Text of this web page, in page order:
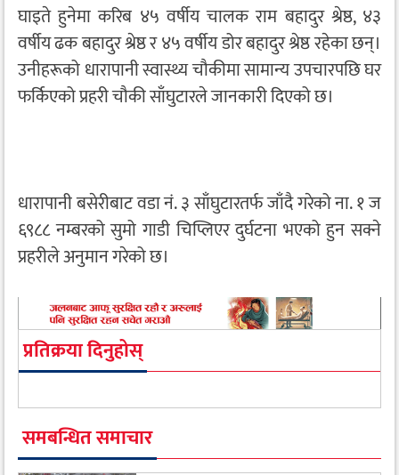
घाइते हुनेमा करिब ४५ वर्षीय चालक राम बहादुर श्रेष्ठ, ४३
वर्षीय ढक बहादुर श्रेष्ठ र ४५ वर्षीय डोर बहादुर श्रेष्ठ रहेका छन्।
उनीहरूको धारापानी स्वास्थ्य चौकीमा सामान्य उपचारपछि घर
फर्किएको प्रहरी चौकी साँघुटारले जानकारी दिएको छ।
धारापानी बसेरीबाट वडा नं. ३ साँघुटारतर्फ जाँदै गरेको ना. १ ज
६९८८ नम्बरको सुमो गाडी चिप्लिएर दुर्घटना भएको हुन सक्ने
प्रहरीले अनुमान गरेको छ।
प्रतिक्रया दिनुहोस्
समबन्धित समाचार